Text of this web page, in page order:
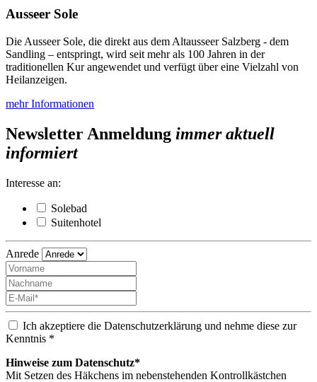
Ausseer Sole
Die Ausseer Sole, die direkt aus dem Altausseer Salzberg - dem
Sandling – entspringt, wird seit mehr als 100 Jahren in der
traditionellen Kur angewendet und verfügt über eine Vielzahl von
Heilanzeigen.
mehr Informationen
Newsletter Anmeldung immer aktuell
informiert
Interesse an:
Solebad
Suitenhotel
Anrede
Ich akzeptiere die Datenschutzerklärung und nehme diese zur
Kenntnis *
Hinweise zum Datenschutz*
Mit Setzen des Häkchens im nebenstehenden Kontrollkästchen